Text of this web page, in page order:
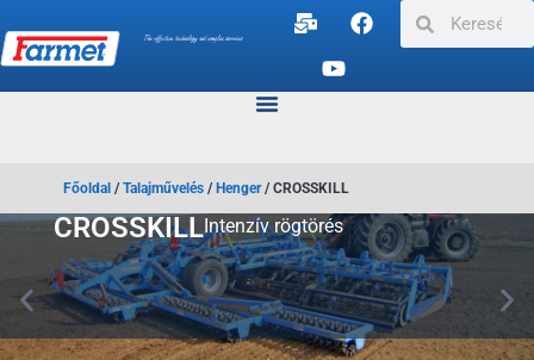
Főoldal/Talajművelés/Henger/CROSSKILL
CROSSKILLIntenzív rögtörés